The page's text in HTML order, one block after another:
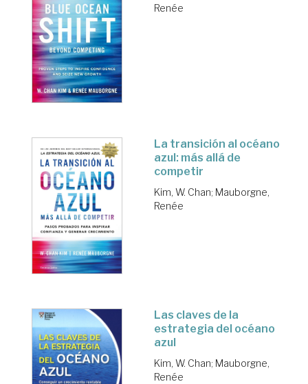
Renée
La transición al océano
azul: más allá de
competir
Kim, W. Chan; Mauborgne,
Renée
Las claves de la
estrategia del océano
azul
Kim, W. Chan; Mauborgne,
Renée